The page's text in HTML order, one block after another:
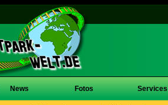
News Fotos Services